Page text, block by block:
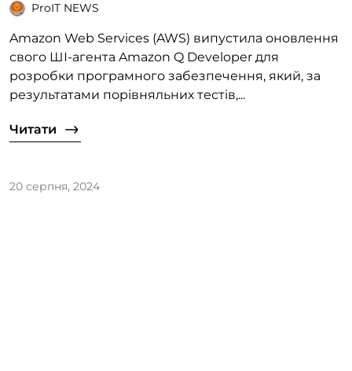
ProIT NEWS
Amazon Web Services (AWS) випустила оновлення
свого ШІ-агента Amazon Q Developer для
розробки програмного забезпечення, який, за
результатами порівняльних тестів,...
Читати
20 серпня, 2024